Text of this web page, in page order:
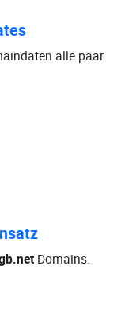
alle paar
Domains.